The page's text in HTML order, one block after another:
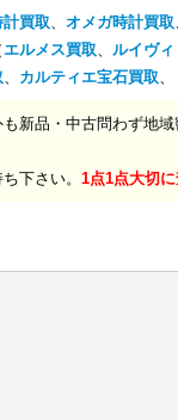
買取、 オメガ時計買取
エルメス買取、 ルイヴィ
、 カルティエ宝石買取、
新品・中古問わず地
下さい。 1点1点大切に